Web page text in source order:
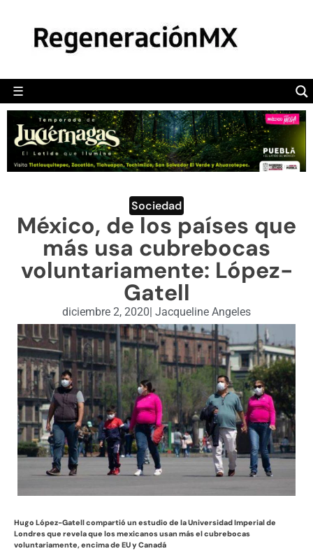
☰
POLÍTICA
CAMALEÓN
OPINIÓN
DEPORTES
ENGLISH SECTION
VIDEOS
Sociedad
México, de los países que
más usa cubrebocas
voluntariamente: López-
Gatell
diciembre 2, 2020| Jacqueline Angeles
Hugo López-Gatell compartió un estudio de la Universidad Imperial de
Londres que revela que los mexicanos usan más el cubrebocas
voluntariamente, encima de EU y Canadá